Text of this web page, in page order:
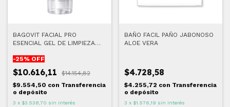
BAGOVIT FACIAL PRO
ESENCIAL GEL DE LIMPIEZA
-25% OFF
$10.616,11
$14.154,82
$9.554,50 con Transferencia
o depósito
3 x $3.538,70 sin interés
BAÑO FACIL PAÑO JABONOSO
ALOE VERA
$4.728,58
$4.255,72 con Transferencia
o depósito
3 x $1.576,19 sin interés